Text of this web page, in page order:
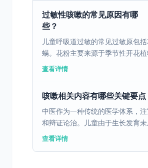
过敏性咳嗽的常见原因有哪
些？
儿童呼吸道过敏的常见过敏原包
螨。花粉主要来源于季节性开花植
在春秋两季，空气中花粉浓度较高
查看详情
咳嗽相关内容有哪些关键要点
中医作为一种传统的医学体系，
和辩证论治。儿童由于生长发育未
病如肺热感冒、咳嗽痰喘在临床中
查看详情